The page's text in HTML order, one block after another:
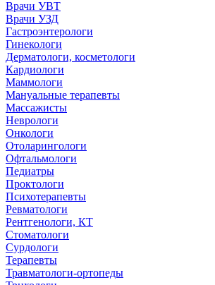
Врачи УВТ
Врачи УЗД
Гастроэнтерологи
Гинекологи
Дерматологи, косметологи
Кардиологи
Маммологи
Мануальные терапевты
Массажисты
Неврологи
Онкологи
Отоларингологи
Офтальмологи
Педиатры
Проктологи
Психотерапевты
Ревматологи
Рентгенологи, КТ
Стоматологи
Сурдологи
Терапевты
Травматологи-ортопеды